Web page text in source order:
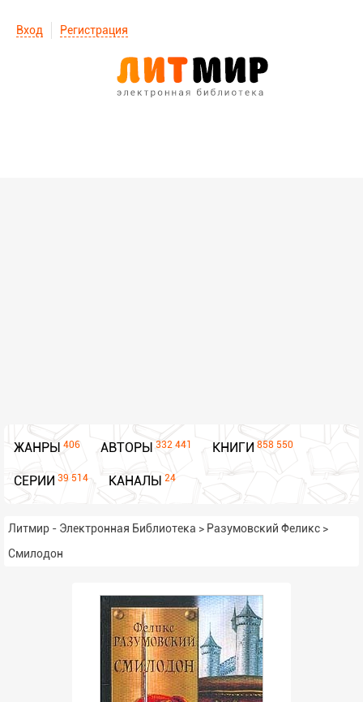
Вход Регистрация
ЖАНРЫ 406 АВТОРЫ 332 441 КНИГИ 858 550
СЕРИИ 39 514 КАНАЛЫ 24
Литмир - Электронная Библиотека > Разумовский Феликс >
Смилодон